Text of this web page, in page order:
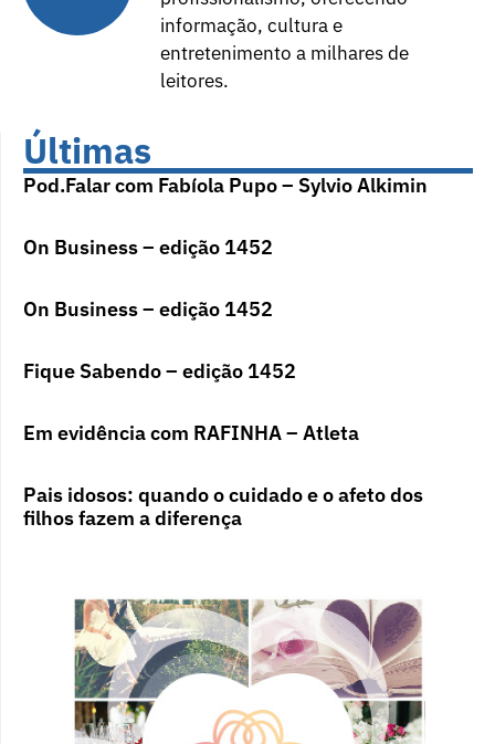
informação, cultura e
entretenimento a milhares de
leitores.
Últimas
Pod.Falar com Fabíola Pupo – Sylvio Alkimin
On Business – edição 1452
On Business – edição 1452
Fique Sabendo – edição 1452
Em evidência com RAFINHA – Atleta
Pais idosos: quando o cuidado e o afeto dos
filhos fazem a diferença